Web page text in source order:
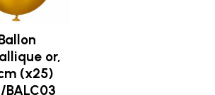
or,
(x25)
BALC03